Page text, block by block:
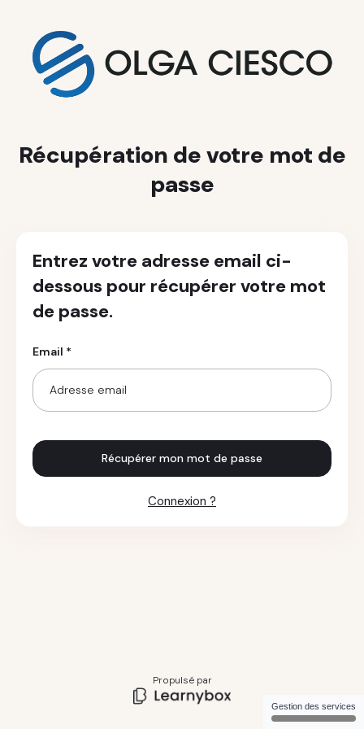
Récupération de votre mot de
passe
Entrez votre adresse email ci-
dessous pour récupérer votre mot
de passe.
Email *
Récupérer mon mot de passe
Connexion ?
Propulsé par
Gestion des services